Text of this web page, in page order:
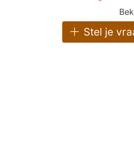
Stel je